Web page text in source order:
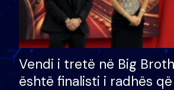
Vendi i tretë në Big
është finalisti i radhës